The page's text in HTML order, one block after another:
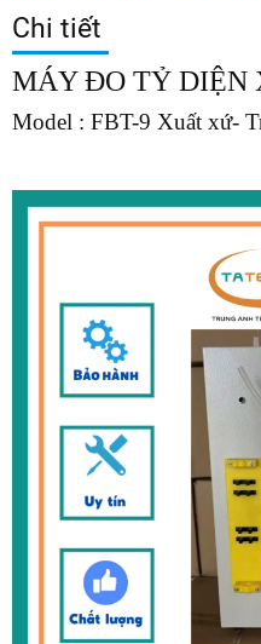
Chi tiết
MÁY ĐO TỶ DIỆN
Model : FBT-9 Xuất xứ-